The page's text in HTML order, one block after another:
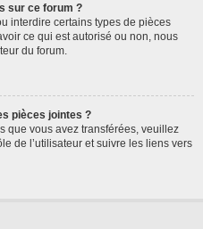
sur ce forum ?
interdire certains types de pièces
ce qui est autorisé ou non, nous
du forum.
pièces jointes ?
que vous avez transférées, veuillez
de l’utilisateur et suivre les liens vers